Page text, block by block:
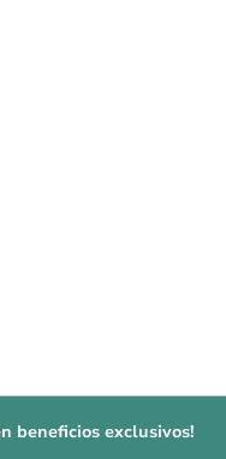
beneficios exclusivos!